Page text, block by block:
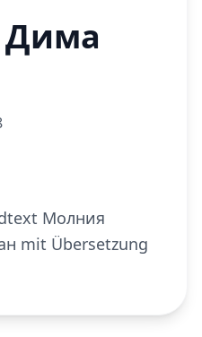
Дима
Молния
mit Übersetzung